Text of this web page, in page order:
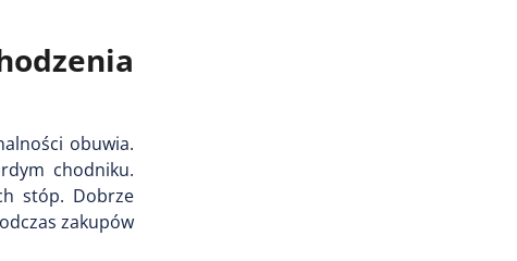
obuwia.
chodniku.
stóp. Dobrze
zakupów